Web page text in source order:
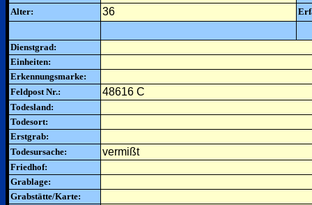
Alter:
36
Dienstgrad:
Einheiten:
Erkennungsmarke:
Feldpost Nr.:
48616 C
Todesland:
Todesort:
Erstgrab:
Todesursache:
vermißt
Friedhof:
Grablage:
Grabstätte/Karte: